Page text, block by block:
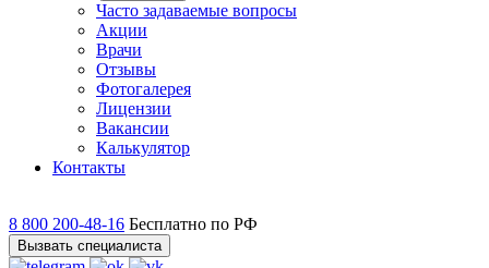
Часто задаваемые вопросы
Акции
Врачи
Отзывы
Фотогалерея
Лицензии
Вакансии
Калькулятор
Контакты
8 800 200-48-16 Бесплатно по РФ
Вызвать специалиста